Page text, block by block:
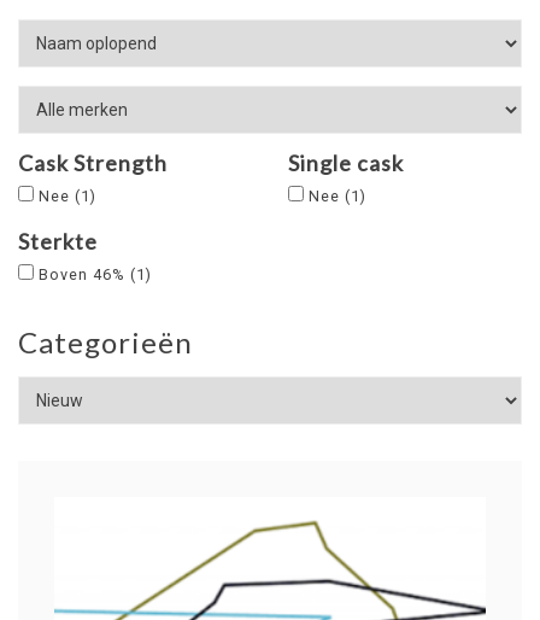
Cask Strength
Nee (1)
Single cask
Nee (1)
Sterkte
Boven 46% (1)
Categorieën